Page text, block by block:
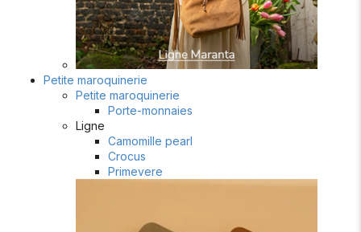
Petite maroquinerie
Petite maroquinerie
Porte-monnaies
Ligne
Camomille pearl
Crocus
Primevere